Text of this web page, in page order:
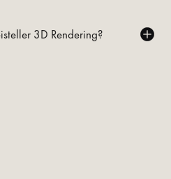
3D Rendering?